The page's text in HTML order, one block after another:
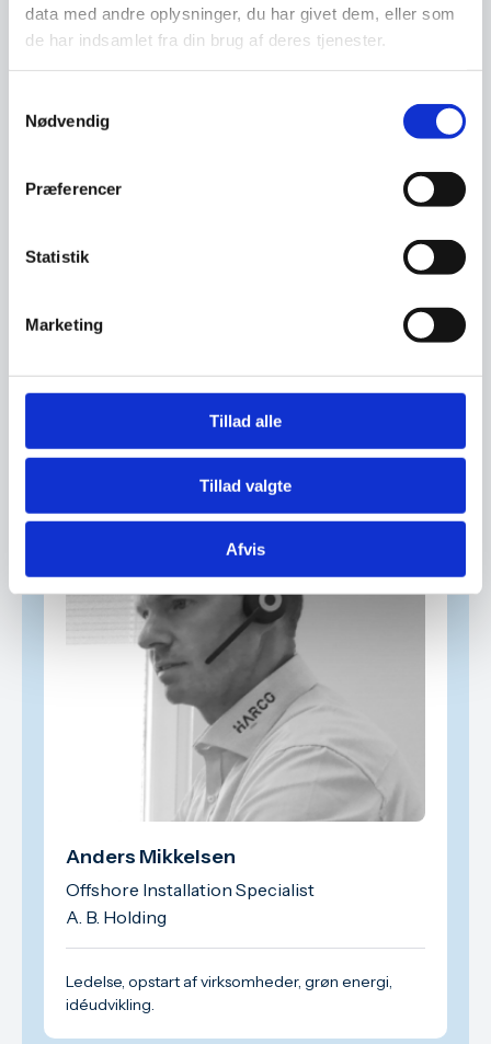
data med andre oplysninger, du har givet dem, eller som
de har indsamlet fra din brug af deres tjenester.
Nødvendig
Præferencer
Statistik
Marketing
Tillad alle
Tillad valgte
Afvis
Brian Østergaard
Østergaard Automobiler ApS
Idéudvikling, køb og salg, handel, leasing, ledelse
og erhvervsejendomme.
Anders Mikkelsen
Offshore Installation Specialist
A. B. Holding
Ledelse, opstart af virksomheder, grøn energi,
idéudvikling.